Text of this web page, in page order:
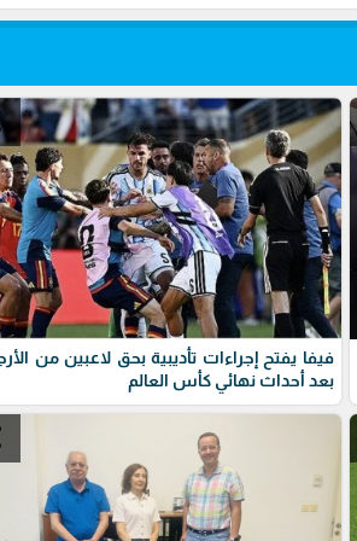
فيفا يفتح إجراءات تأديبية بحق لاعبين من
بعد أحداث نهائي كأس العالم